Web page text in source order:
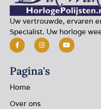
Uw vertrouwde, ervaren
Specialist. Uw horloge
Pagina's
Home
Over ons